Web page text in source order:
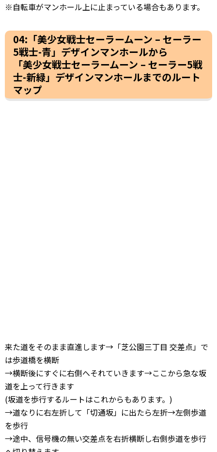
※自転車がマンホール上に止まっている場合もあります。
04:「美少女戦士セーラームーン – セーラー
5戦士-青」デザインマンホールから
「美少女戦士セーラームーン – セーラー5戦
士-新緑」デザインマンホールまでのルート
マップ
来た道をそのまま直進します→「芝公園三丁目 交差点」で
は歩道橋を横断
→横断後にすぐに右側へそれていきます→ここから急な坂
道を上って行きます
(坂道を歩行するルートはこれからもあります。)
→道なりに右左折して「切通坂」に出たら左折→左側歩道
を歩行
→途中、信号機の無い交差点を右折横断し右側歩道を歩行